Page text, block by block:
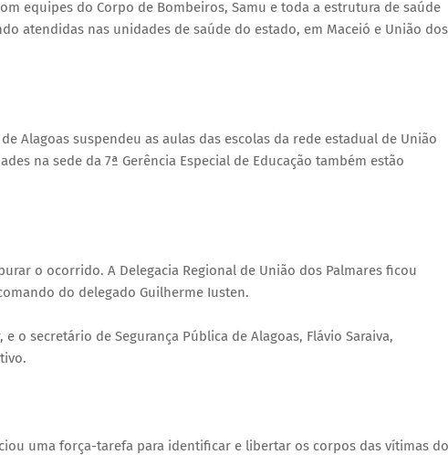
equipes do Corpo de Bombeiros, Samu e toda a estrutura de saúde
atendidas nas unidades de saúde do estado, em Maceió e União dos
Alagoas suspendeu as aulas das escolas da rede estadual de União
na sede da 7ª Gerência Especial de Educação também estão
o ocorrido. A Delegacia Regional de União dos Palmares ficou
do delegado Guilherme Iusten.
o secretário de Segurança Pública de Alagoas, Flávio Saraiva,
uma força-tarefa para identificar e libertar os corpos das vítimas do